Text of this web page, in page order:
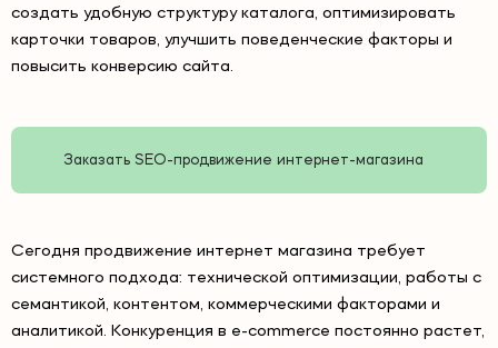
создать удобную структуру каталога, оптимизировать
карточки товаров, улучшить поведенческие факторы и
повысить конверсию сайта.
Заказать SEO-продвижение интернет-магазина
Сегодня продвижение интернет магазина требует
системного подхода: технической оптимизации, работы с
семантикой, контентом, коммерческими факторами и
аналитикой. Конкуренция в e-commerce постоянно растет,